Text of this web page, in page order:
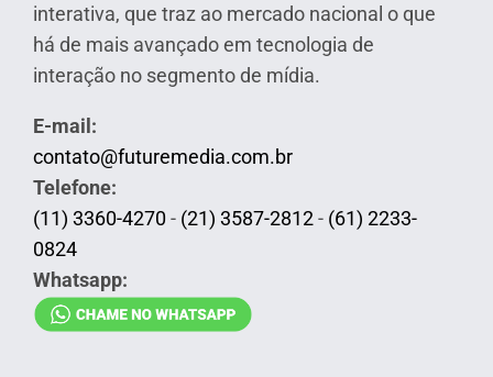
interativa, que traz ao mercado nacional o que
há de mais avançado em tecnologia de
interação no segmento de mídia.
E-mail:
contato@futuremedia.com.br
Telefone:
(11) 3360-4270 - (21) 3587-2812- (61) 2233-
0824
Whatsapp: